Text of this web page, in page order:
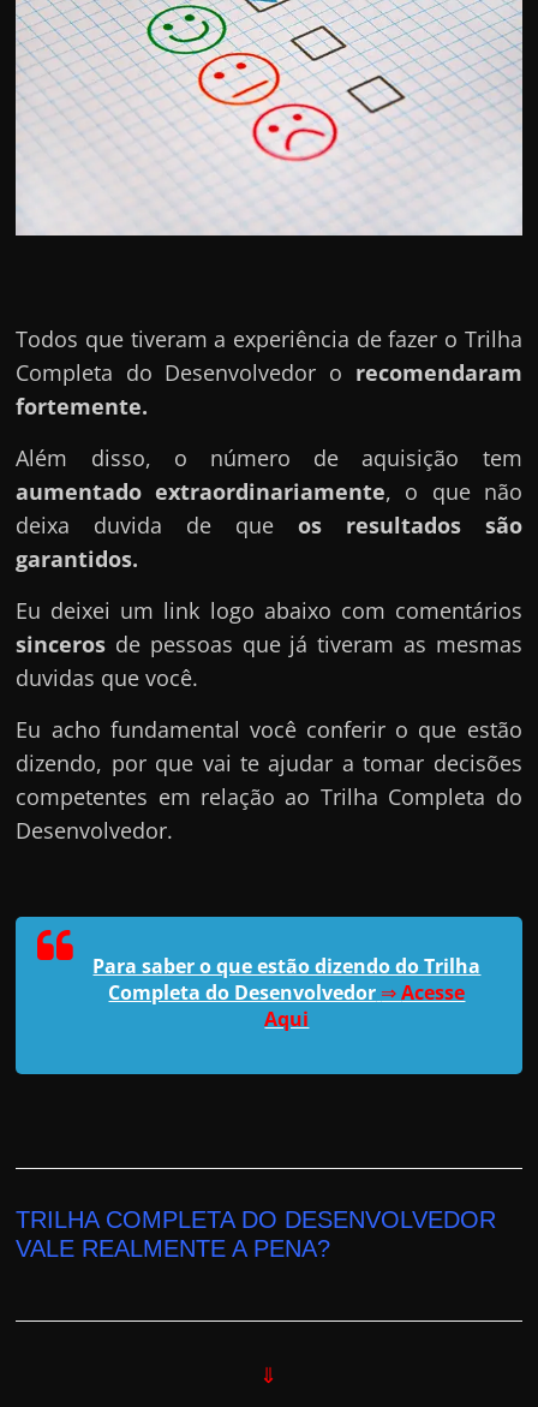
Todos que tiveram a experiência de fazer o Trilha
Completa do Desenvolvedor o recomendaram
fortemente.
Além disso, o número de aquisição tem
aumentado extraordinariamente, o que não
deixa duvida de que os resultados são
garantidos.
Eu deixei um link logo abaixo com comentários
sinceros de pessoas que já tiveram as mesmas
duvidas que você.
Eu acho fundamental você conferir o que estão
dizendo, por que vai te ajudar a tomar decisões
competentes em relação ao Trilha Completa do
Desenvolvedor.
Para saber o que estão dizendo do Trilha
Completa do Desenvolvedor ⇒Acesse
Aqui
TRILHA COMPLETA DO DESENVOLVEDOR
VALE REALMENTE A PENA?
⇓